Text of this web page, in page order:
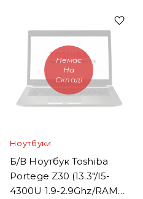
Немає
На
Складі
Ноутбуки
Б/В Ноутбук Toshiba
Portege Z30 (13.3"/i5-
4300U 1.9-2.9Ghz/RAM